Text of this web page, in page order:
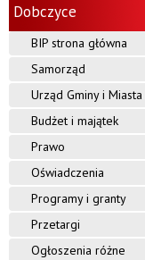
Dobczyce
BIP strona główna
Samorząd
Urząd Gminy i Miasta
Budżet i majątek
Prawo
Oświadczenia
Programy i granty
Przetargi
Ogłoszenia różne